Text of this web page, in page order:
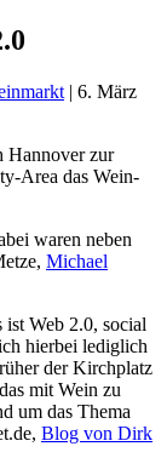
| 6. März
Hannover zur
Area das Wein-
waren neben
, Michael
ist Web 2.0, social
hierbei lediglich
der Kirchplatz
mit Wein zu
um das Thema
Blog von Dirk